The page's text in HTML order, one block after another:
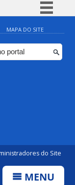
BR
MAPA DO SITE
do Site
MENU